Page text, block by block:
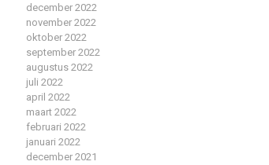
december 2022
november 2022
oktober 2022
september 2022
augustus 2022
juli 2022
april 2022
maart 2022
februari 2022
januari 2022
december 2021